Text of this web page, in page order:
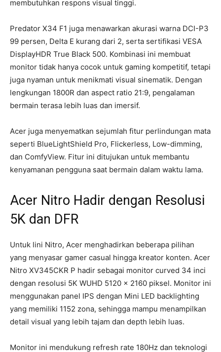
membutuhkan respons visual tinggi.
Predator X34 F1 juga menawarkan akurasi warna DCI-P3
99 persen, Delta E kurang dari 2, serta sertifikasi VESA
DisplayHDR True Black 500. Kombinasi ini membuat
monitor tidak hanya cocok untuk gaming kompetitif, tetapi
juga nyaman untuk menikmati visual sinematik. Dengan
lengkungan 1800R dan aspect ratio 21:9, pengalaman
bermain terasa lebih luas dan imersif.
Acer juga menyematkan sejumlah fitur perlindungan mata
seperti BlueLightShield Pro, Flickerless, Low-dimming,
dan ComfyView. Fitur ini ditujukan untuk membantu
kenyamanan pengguna saat bermain dalam waktu lama.
Acer Nitro Hadir dengan Resolusi
5K dan DFR
Untuk lini Nitro, Acer menghadirkan beberapa pilihan
yang menyasar gamer casual hingga kreator konten. Acer
Nitro XV345CKR P hadir sebagai monitor curved 34 inci
dengan resolusi 5K WUHD 5120 x 2160 piksel. Monitor ini
menggunakan panel IPS dengan Mini LED backlighting
yang memiliki 1152 zona, sehingga mampu menampilkan
detail visual yang lebih tajam dan depth lebih luas.
Monitor ini mendukung refresh rate 180Hz dan teknologi